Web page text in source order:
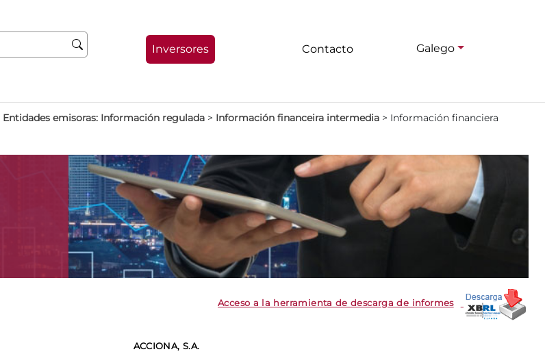
Inversores Contacto Galego
Entidades emisoras: Información regulada > Información financeira intermedia > Información financiera
Acceso a la herramienta de descarga de informes
ACCIONA, S.A.